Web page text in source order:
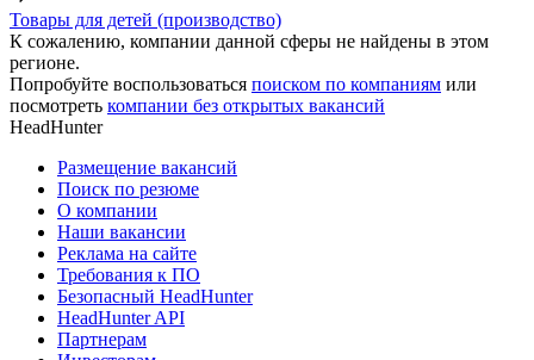
Товары для детей (производство)
К сожалению, компании данной сферы не найдены в этом
регионе.
Попробуйте воспользоваться поиском по компаниям или
посмотреть компании без открытых вакансий
HeadHunter
Размещение вакансий
Поиск по резюме
О компании
Наши вакансии
Реклама на сайте
Требования к ПО
Безопасный HeadHunter
HeadHunter API
Партнерам